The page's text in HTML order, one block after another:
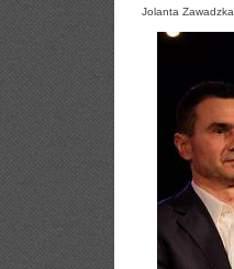
Jolanta Zawadzka